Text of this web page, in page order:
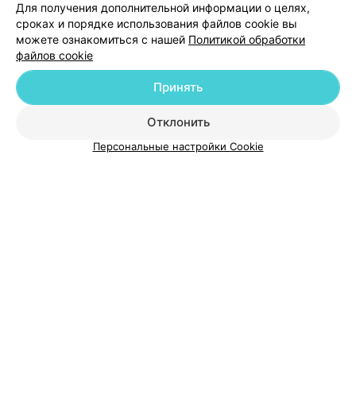
Добавить специалиста
О проекте Новости проекта
Размещение рекламы
Медицинский маркетинг
Публичный договор
Пользовательское соглашение
Способы оплаты
Для получения дополнительной информации о целях,
сроках и порядке использования файлов cookie вы
можете ознакомиться с нашей Политикой обработки
файлов cookie
Отклонить
Принять
Персональные настройки Cookie